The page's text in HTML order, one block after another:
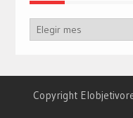
Publicaciones
Copyright